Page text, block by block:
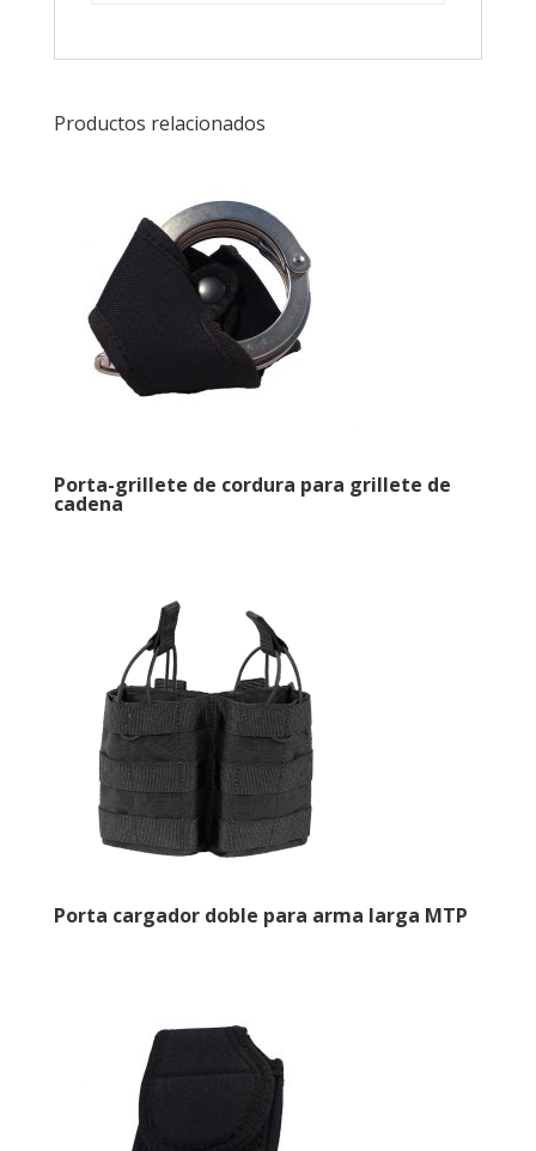
Productos relacionados
Porta-grillete de cordura para grillete de
cadena
Porta cargador doble para arma larga MTP